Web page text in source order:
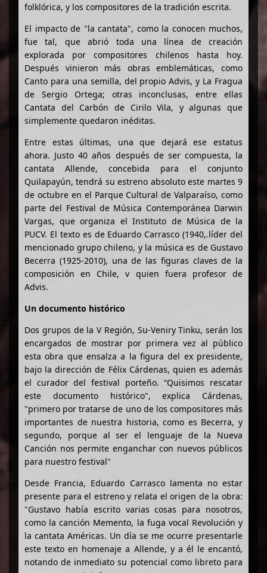
folklórica, y los compositores de la tradición escrita.
El impacto de "la cantata", como la conocen muchos,
fue tal, que abrió toda una línea de creación
explorada por compositores chilenos hasta hoy.
Después vinieron más obras emblemáticas, como
Canto para una semilla, del propio Advis, y La Fragua
de Sergio Ortega; otras inconclusas, entre ellas
Cantata del Carbón de Cirilo Vila, y algunas que
simplemente quedaron inéditas.
Entre estas últimas, una que dejará ese estatus
ahora. Justo 40 años después de ser compuesta, la
cantata Allende, concebida para el conjunto
Quilapayún, tendrá su estreno absoluto este martes 9
de octubre en el Parque Cultural de Valparaíso, como
parte del Festival de Música Contemporánea Darwin
Vargas, que organiza el Instituto de Música de la
PUCV. El texto es de Eduardo Carrasco (1940,.líder del
mencionado grupo chileno, y la música es de Gustavo
Becerra (1925-2010), una de las figuras claves de la
composición en Chile, v quien fuera profesor de
Advis.
Un documento histórico
Dos grupos de la V Región, Su-Veniry Tinku, serán los
encargados de mostrar por primera vez al público
esta obra que ensalza a la figura del ex presidente,
bajo la dirección de Félix Cárdenas, quien es además
el curador del festival porteño. “Quisimos rescatar
este documento histórico", explica Cárdenas,
"primero por tratarse de uno de los compositores más
importantes de nuestra historia, como es Becerra, y
segundo, porque al ser el lenguaje de la Nueva
Canción nos permite enganchar con nuevos públicos
para nuestro festival"
Desde Francia, Eduardo Carrasco lamenta no estar
presente para el estreno y relata el origen de la obra:
"Gustavo había escrito varias cosas para nosotros,
como la canción Memento, la fuga vocal Revolución y
la cantata Américas. Un día se me ocurre presentarle
este texto en homenaje a Allende, y a él le encantó,
notando de inmediato su potencial como libreto para